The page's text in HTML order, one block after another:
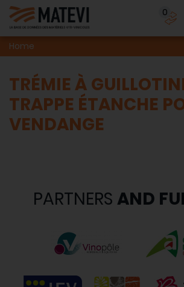
0
Home
TRÉMIE À
TRAPPE ÉTANCHE
VENDANGE
PARTNERS AND